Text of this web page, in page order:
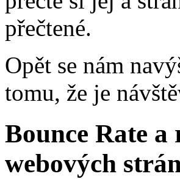
přečtené.
Opět se nám
tomu, že je
Bounce Rate
webových